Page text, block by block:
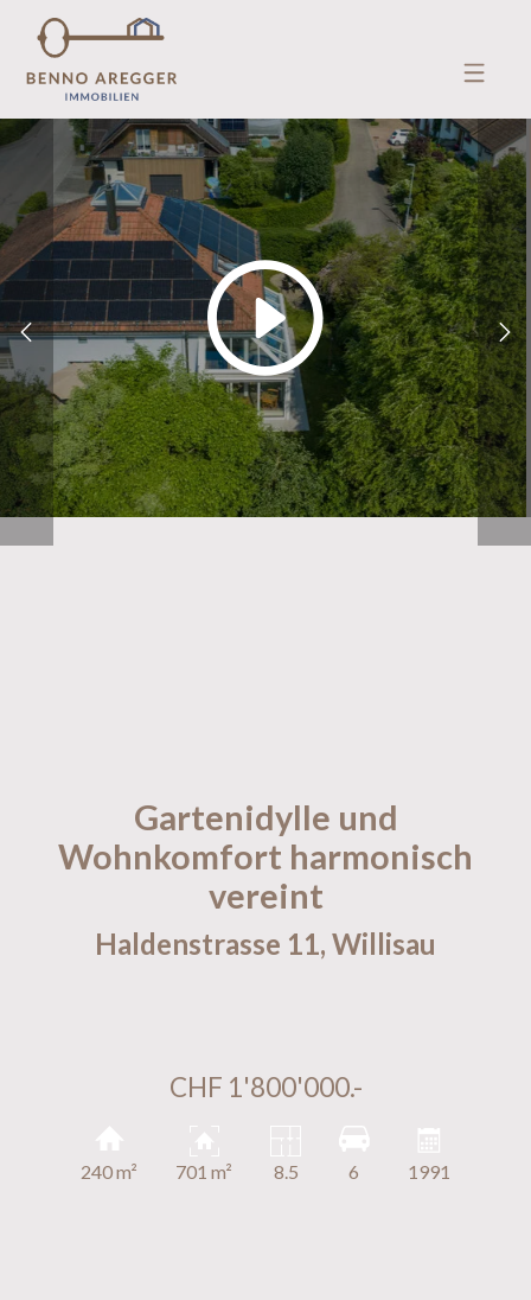
Gartenidylle und
Wohnkomfort harmonisch
vereint
Haldenstrasse 11, Willisau
CHF 1'800'000.-
240 m² 701 m² 8.5 6 1991